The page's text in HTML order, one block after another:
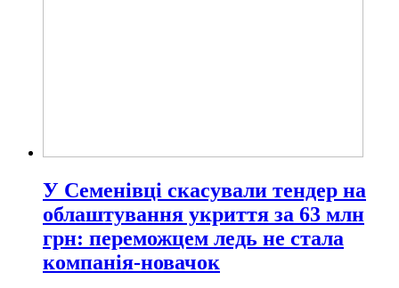
У Семенівці скасували тендер на
облаштування укриття за 63 млн
грн: переможцем ледь не стала
компанія-новачок